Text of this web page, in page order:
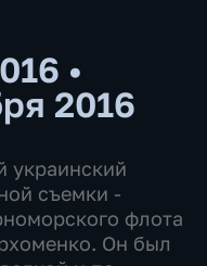
•
2016
украинский
съемки -
флота
Он был